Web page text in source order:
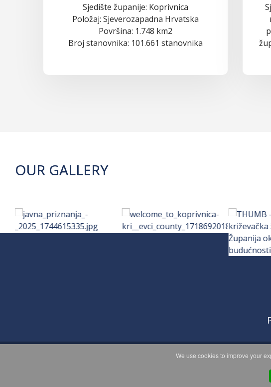
Sjedište županije: Koprivnica
Položaj: Sjeverozapadna Hrvatska
Površina: 1.748 km2
Broj stanovnika: 101.661 stanovnika
OUR GALLERY
Copyright ©
©
We use cookies to improve your